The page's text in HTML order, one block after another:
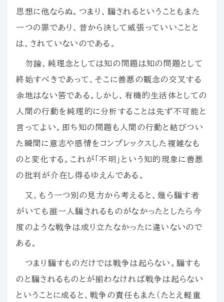
思想に他ならぬ。つまり、騙されるということもまた
一つの罪であり、昔から決して威張っていいことと
は、されていないのである。
勿論、純理念としては知の問題は知の問題として
終始すべきであって、そこに善悪の観念の交叉する
余地はない筈である。しかし、有機的生活体としての
人間の行動を純理的に分析することは先ず不可能と
言ってよい。即ち知の問題も人間の行動と結びつい
た瞬間に意志や感情をコンプレックスした複雑なも
のと変化する。これが「不明」という知的現象に善悪
の批判が介在し得るゆえんである。
又、もう一つ別の見方から考えると、幾ら騙す者
がいても誰一人騙されるものがなかったとしたら今
度のような戦争は成り立たなかったに違いないので
ある。
つまり騙すものだけでは戦争は起らない。騙すも
のと騙されるものとが揃わなければ戦争は起らない
ということに成ると、戦争の責任もまた（たとえ軽重